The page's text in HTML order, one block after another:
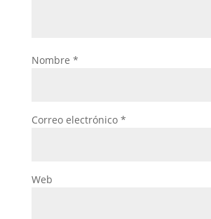
Nombre *
Correo electrónico *
Web